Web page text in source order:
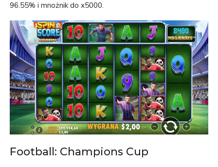
96.55% i mnożnik do x5000.
Football: Champions Cup